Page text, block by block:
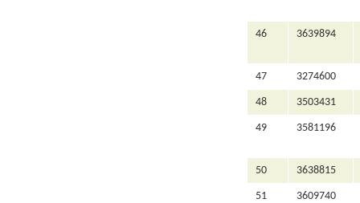
46 3639894
47 3274600
48 3503431
49 3581196
50 3638815
51 3609740